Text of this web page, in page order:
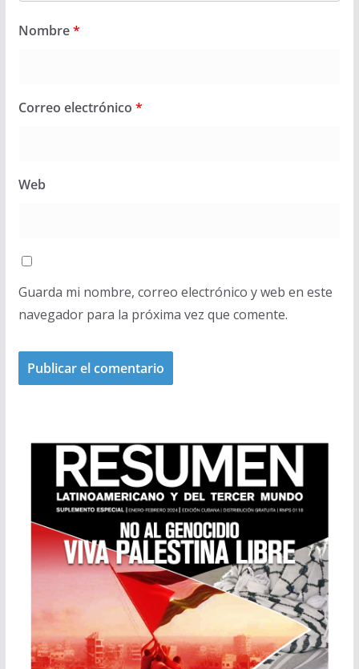
Nombre*
Correo electrónico *
Web
Guarda mi nombre, correo electrónico y web en este
navegador para la próxima vez que comente.